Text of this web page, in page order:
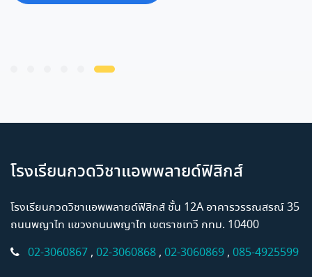
โรงเรียนกวดวิชาแอพพลายด์ฟิสิกส์
โรงเรียนกวดวิชาแอพพลายด์ฟิสิกส์ ชั้น 12A อาคารวรรณสรณ์ 35
ถนนพญาไท แขวงถนนพญาไท เขตราชเทวี กทม. 10400
02-3060867 , 02-3060868 , 02-3060869 , 085-4925599